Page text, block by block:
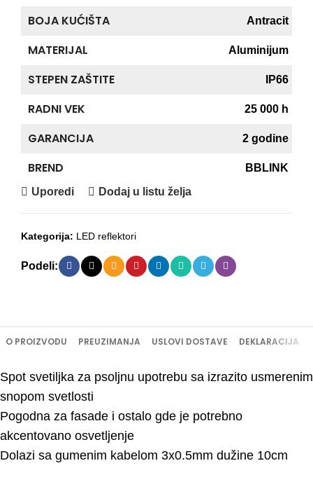
BOJA KUĆIŠTA Antracit
MATERIJAL Aluminijum
STEPEN ZAŠTITE IP66
RADNI VEK 25 000 h
GARANCIJA 2 godine
BREND
BBLINK
Uporedi
Dodaj u listu želja
Kategorija: LED reflektori
Podeli:
O PROIZVODU PREUZIMANJA USLOVI DOSTAVE DEKLARACIJA
Spot svetiljka za psoljnu upotrebu sa izrazito usmerenim
snopom svetlosti
Pogodna za fasade i ostalo gde je potrebno
akcentovano osvetljenje
Dolazi sa gumenim kabelom 3x0.5mm dužine 10cm